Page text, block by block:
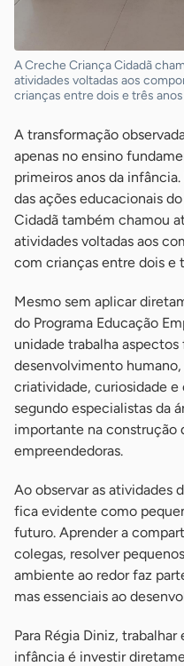
A Creche Criança Cidadã
atividades voltadas aos
crianças entre dois e três
A transformação
apenas no ensino
primeiros anos da
das ações educacionais
Cidadã também chamou
atividades voltadas aos
com crianças entre dois e
Mesmo sem aplicar
do Programa Educação
unidade trabalha
desenvolvimento
criatividade, curiosidade e
segundo especialistas da
importante na construção
empreendedoras.
Ao observar as atividades
fica evidente como
futuro. Aprender a
colegas, resolver
ambiente ao redor faz
mas essenciais ao
Para Régia Diniz,
infância é investir